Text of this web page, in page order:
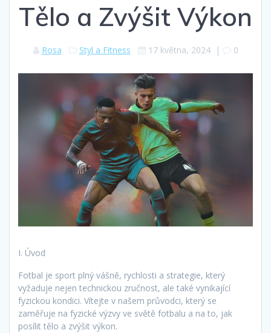
Tělo a Zvýšit Výkon
Rosa Styl a Fitness 17 května, 2024| 0
I. Úvod
Fotbal je sport plný vášně, rychlosti a strategie, který
vyžaduje nejen technickou zručnost, ale také vynikající
fyzickou kondici. Vítejte v našem průvodci, který se
zaměřuje na fyzické výzvy ve světě fotbalu a na to, jak
posílit tělo a zvýšit výkon.